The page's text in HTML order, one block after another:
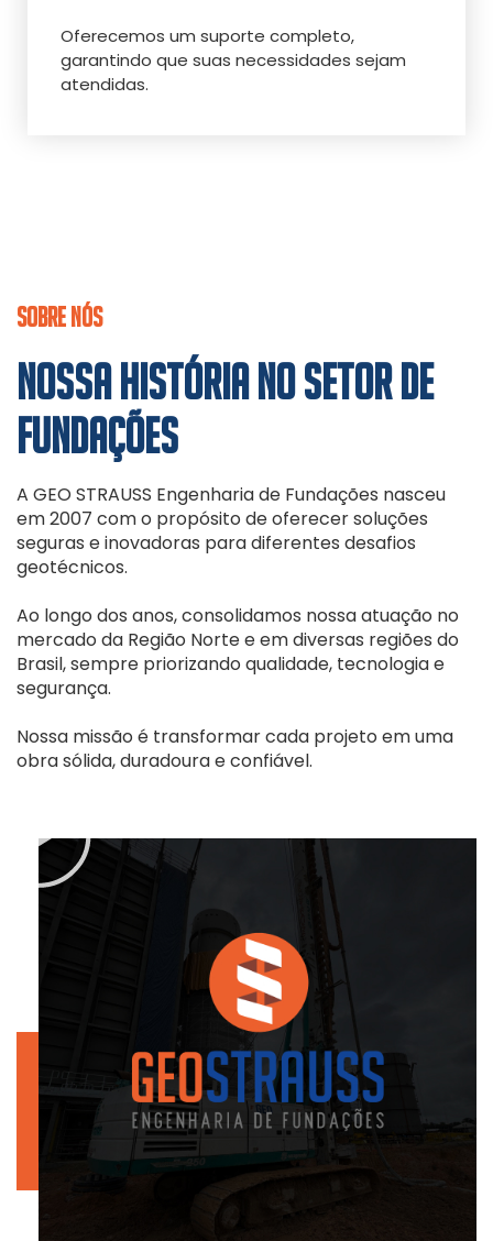
Oferecemos um suporte completo,
garantindo que suas necessidades sejam
atendidas.
25
YEARS OF EXPERIENCE
SOBRE NÓS
NOSSA HISTÓRIA NO SETOR DE
FUNDAÇÕES
A GEO STRAUSS Engenharia de Fundações nasceu
em 2007 com o propósito de oferecer soluções
seguras e inovadoras para diferentes desafios
geotécnicos.
Ao longo dos anos, consolidamos nossa atuação no
mercado da Região Norte e em diversas regiões do
Brasil, sempre priorizando qualidade, tecnologia e
segurança.
Nossa missão é transformar cada projeto em uma
obra sólida, duradoura e confiável.